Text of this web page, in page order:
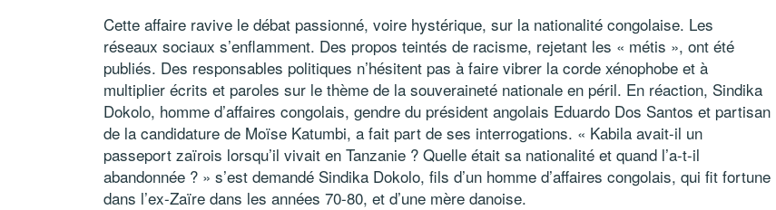
Cette affaire ravive le débat passionné, voire hystérique, sur la nationalité congolaise. Les
réseaux sociaux s’enflamment. Des propos teintés de racisme, rejetant les « métis », ont été
publiés. Des responsables politiques n’hésitent pas à faire vibrer la corde xénophobe et à
multiplier écrits et paroles sur le thème de la souveraineté nationale en péril. En réaction, Sindika
Dokolo, homme d’affaires congolais, gendre du président angolais Eduardo Dos Santos et partisan
de la candidature de Moïse Katumbi, a fait part de ses interrogations. « Kabila avait-il un
passeport zaïrois lorsqu’il vivait en Tanzanie ? Quelle était sa nationalité et quand l’a-t-il
abandonnée ? » s’est demandé Sindika Dokolo, fils d’un homme d’affaires congolais, qui fit fortune
dans l’ex-Zaïre dans les années 70-80, et d’une mère danoise.